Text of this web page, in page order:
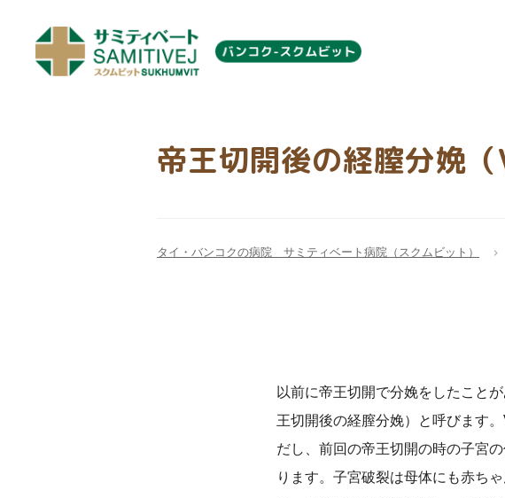
帝王切開後の経膣分娩（
タイ・バンコクの病院 サミティベート病院（スクムビット）
以前に帝王切開で分娩をしたこと
王切開後の経膣分娩）と呼びます
だし、前回の帝王切開の時の子宮
ります。子宮破裂は母体にも赤ち